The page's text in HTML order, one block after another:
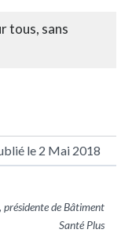
tous, sans
le 2 Mai 2018
présidente de Bâtiment
Santé Plus